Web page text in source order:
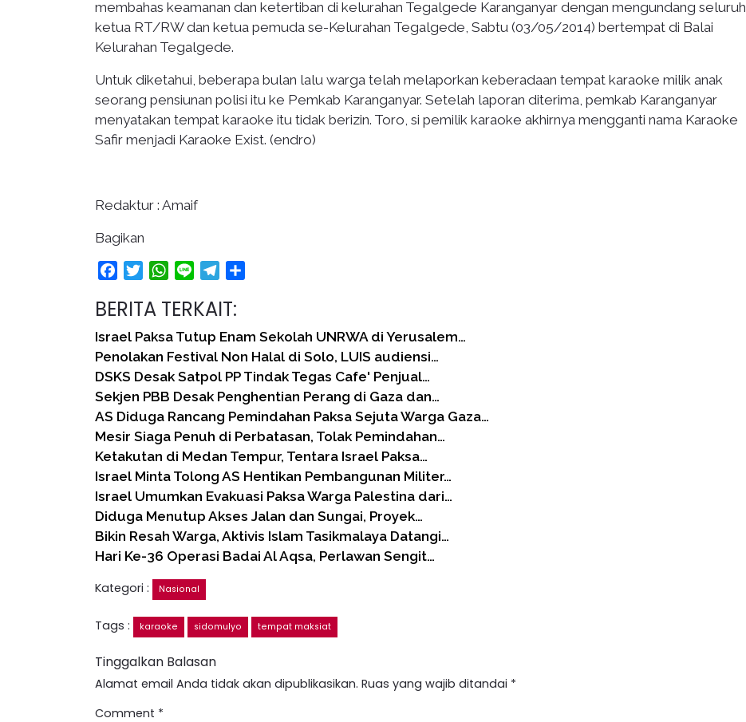
membahas keamanan dan ketertiban di kelurahan Tegalgede Karanganyar dengan mengundang seluruh
ketua RT/RW dan ketua pemuda se-Kelurahan Tegalgede, Sabtu (03/05/2014) bertempat di Balai
Kelurahan Tegalgede.
Untuk diketahui, beberapa bulan lalu warga telah melaporkan keberadaan tempat karaoke milik anak
seorang pensiunan polisi itu ke Pemkab Karanganyar. Setelah laporan diterima, pemkab Karanganyar
menyatakan tempat karaoke itu tidak berizin. Toro, si pemilik karaoke akhirnya mengganti nama Karaoke
Safir menjadi Karaoke Exist. (endro)
Redaktur : Amaif
Bagikan
FacebookTwitterWhatsApp
Line Telegram
BERITA TERKAIT:
Israel Paksa Tutup Enam Sekolah UNRWA di Yerusalem…
Penolakan Festival Non Halal di Solo, LUIS audiensi…
DSKS Desak Satpol PP Tindak Tegas Cafe' Penjual…
Sekjen PBB Desak Penghentian Perang di Gaza dan…
AS Diduga Rancang Pemindahan Paksa Sejuta Warga Gaza…
Mesir Siaga Penuh di Perbatasan, Tolak Pemindahan…
Ketakutan di Medan Tempur, Tentara Israel Paksa…
Israel Minta Tolong AS Hentikan Pembangunan Militer…
Israel Umumkan Evakuasi Paksa Warga Palestina dari…
Diduga Menutup Akses Jalan dan Sungai, Proyek…
Bikin Resah Warga, Aktivis Islam Tasikmalaya Datangi…
Hari Ke-36 Operasi Badai Al Aqsa, Perlawan Sengit…
Kategori :
Nasional
Tags : karaoke sidomulyo tempat maksiat
Tinggalkan Balasan
Alamat email Anda tidak akan dipublikasikan. Ruas yang wajib ditandai *
Comment *